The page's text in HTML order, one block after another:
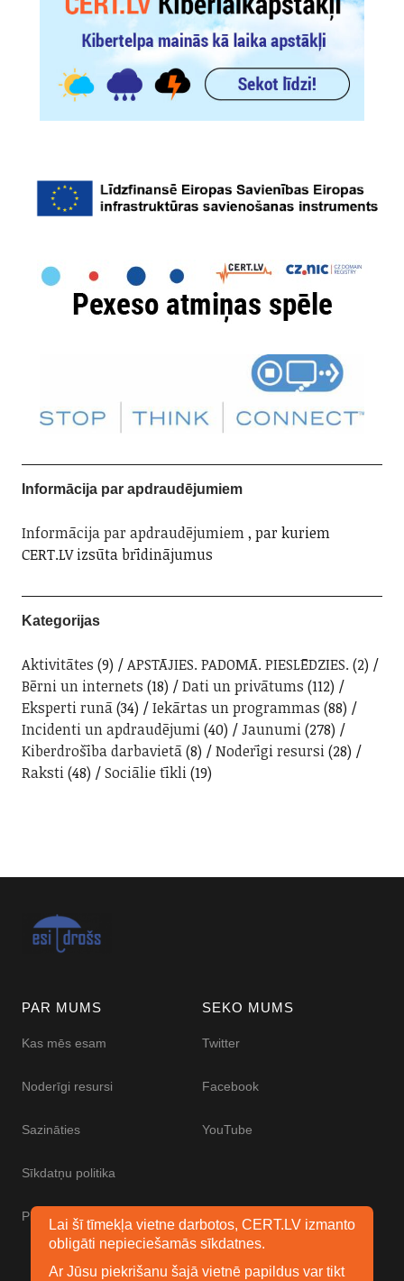
Informācija par apdraudējumiem
Informācija par apdraudējumiem, par kuriem
CERT.LV izsūta brīdinājumus
Kategorijas
Aktivitātes (9) APSTĀJIES. PADOMĀ. PIESLĒDZIES. (2)
Bērni un internets (18) Dati un privātums (112)
Eksperti runā(34) Iekārtas un programmas (88)
Incidenti un apdraudējumi(40) Jaunumi(278)
Kiberdrošība darbavietā(8) Noderīgi resursi(28)
Raksti(48) Sociālie tīkli(19)
PAR MUMS
Kas mēs esam
Noderīgi resursi
Sazināties
Sīkdatņu politika
Piekļūstamības paziņojums
SEKO MUMS
Twitter
Facebook
YouTube
Lai šī tīmekļa vietne darbotos, CERT.LV izmanto
obligāti nepieciešamās sīkdatnes.
Ar Jūsu piekrišanu šajā vietnē papildus var tikt